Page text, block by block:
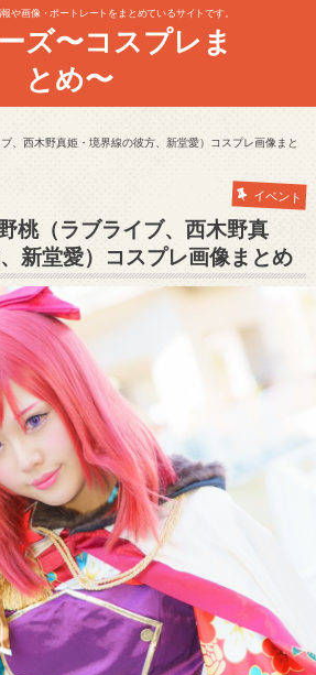
や画像・ポートレートをまとめているサイトです。
ズ〜コスプレま
とめ〜
、西木野真姫・境界線の彼方、新堂愛）コスプレ画像まと
イベント
桃（ラブライブ、西木野真
新堂愛）コスプレ画像まとめ